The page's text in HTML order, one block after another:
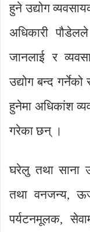
हुने उद्योग
अधिकारी
जानलाई र
उद्योग बन्द
हुनेमा अधिकांश
गरेका छन् ।
घरेलु तथा साना
तथा वनजन्य,
पर्यटनमूलक,